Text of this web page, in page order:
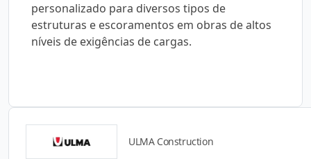
personalizado para diversos tipos de
estruturas e escoramentos em obras de altos
níveis de exigências de cargas.
ULMA Construction
Catálogos para Download